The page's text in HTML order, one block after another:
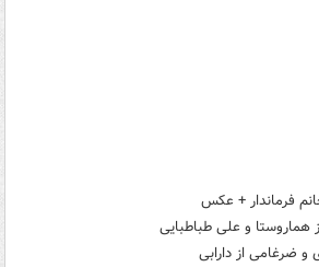
فرماندار + عکس
و علی طباطبایی
ضرغامی از دارابی